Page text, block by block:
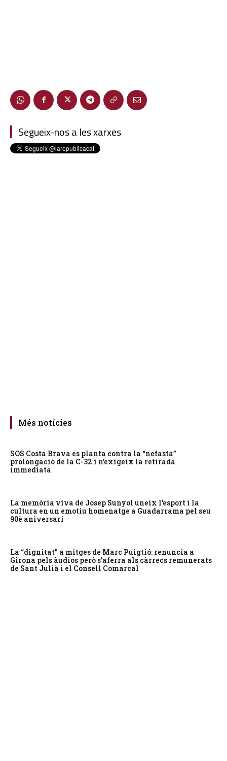
Segueix-nos a les xarxes
Més notícies
SOS Costa Brava es planta contra la “nefasta”
prolongació de la C-32 i n’exigeix la retirada
immediata
La memòria viva de Josep Sunyol uneix l’esport i la
cultura en un emotiu homenatge a Guadarrama pel seu
90è aniversari
La “dignitat” a mitges de Marc Puigtió: renuncia a
Girona pels àudios però s’aferra als càrrecs remunerats
de Sant Julià i el Consell Comarcal